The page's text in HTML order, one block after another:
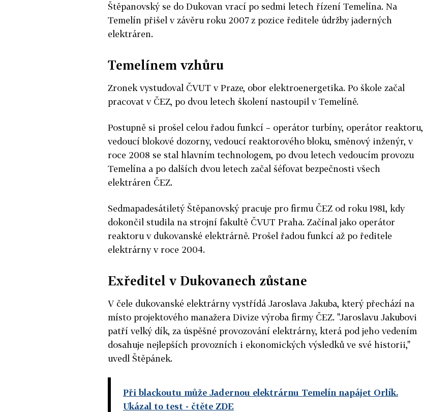
Štěpanovský se do Dukovan vrací po sedmi letech řízení Temelína. Na
Temelín přišel v závěru roku 2007 z pozice ředitele údržby jaderných
elektráren.
Temelínem vzhůru
Zronek vystudoval ČVUT v Praze, obor elektroenergetika. Po škole začal
pracovat v ČEZ, po dvou letech školení nastoupil v Temelíně.
Postupně si prošel celou řadou funkcí – operátor turbíny, operátor reaktoru,
vedoucí blokové dozorny, vedoucí reaktorového bloku, směnový inženýr, v
roce 2008 se stal hlavním technologem, po dvou letech vedoucím provozu
Temelína a po dalších dvou letech začal šéfovat bezpečnosti všech
elektráren ČEZ.
Sedmapadesátiletý Štěpanovský pracuje pro firmu ČEZ od roku 1981, kdy
dokončil studila na strojní fakultě ČVUT Praha. Začínal jako operátor
reaktoru v dukovanské elektrárně. Prošel řadou funkcí až po ředitele
elektrárny v roce 2004.
Exředitel v Dukovanech zůstane
V čele dukovanské elektrárny vystřídá Jaroslava Jakuba, který přechází na
místo projektového manažera Divize výroba firmy ČEZ. "Jaroslavu Jakubovi
patří velký dík, za úspěšné provozování elektrárny, která pod jeho vedením
dosahuje nejlepších provozních i ekonomických výsledků ve své historii,"
uvedl Štěpánek.
Při blackoutu může Jadernou elektrárnu Temelín napájet Orlík.
Ukázal to test - čtěte ZDE